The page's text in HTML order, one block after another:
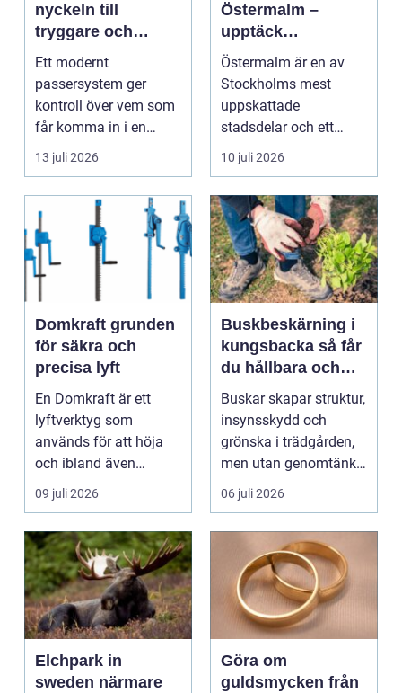
nyckeln till
tryggare och
smidigare tillträde
Ett modernt
passersystem ger
kontroll över vem som
får komma in i en
byggnad, när de får
komma in oc...
13 juli 2026
Östermalm –
upptäck
matupplevelser i
en av Stockholms
mest attraktiva
stadsdelar
Östermalm är en av
Stockholms mest
uppskattade
stadsdelar och ett
självklart val f&ou...
10 juli 2026
Domkraft grunden
för säkra och
precisa lyft
En Domkraft är ett
lyftverktyg som
används för att höja
och ibland även
positionera tunga
objekt, so...
09 juli 2026
Buskbeskärning i
kungsbacka så får
du hållbara och
vackra buskar året
runt
Buskar skapar struktur,
insynsskydd och
grönska i trädgården,
men utan genomtänkt
beskärning blir de...
06 juli 2026
Elchpark in
sweden närmare
Göra om
guldsmycken från